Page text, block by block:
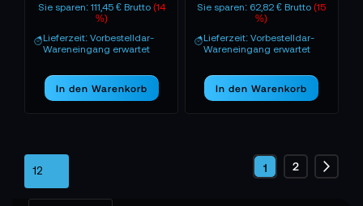
Sie sparen: 111,45 € Brutto (14
%)
Lieferzeit: Vorbestelldar-
Wareneingang erwartet
In den Warenkorb
Sie sparen: 62,82 € Brutto(15
%)
Lieferzeit: Vorbestelldar-
Wareneingang erwartet
In den Warenkorb
Seite
Sie
1 Seite
2